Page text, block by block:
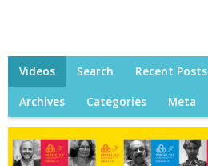
Videos Search Recent Posts
Archives Categories Meta